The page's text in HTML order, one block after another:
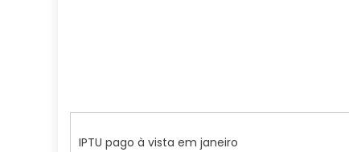
IPTU pago à vista em janeiro